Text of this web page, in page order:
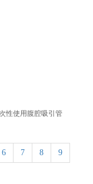
性使用腹腔吸引管
6 7 8 9